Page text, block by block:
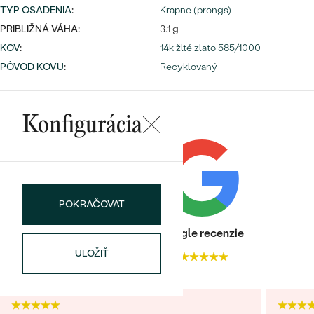
Wave kolekcia
PODĽA TVARU DRAHOKAMU
DIAMANTY
náušnice
Personalizované
prívesky
OBJAVIŤ
Najpredávanejšie
prstene
PREZRIEŤ
TYP OSADENIA:
Krapne (prongs)
PRIBLIŽNÁ VÁHA:
3.1 g
KOV:
14k žlté zlato 585/1000
PÔVOD KOVU: Recyklovaný
Konfigurácia
POKRAČOVAT
ULOŽIŤ
Heuréka recenzie
4.9
Google recenzie